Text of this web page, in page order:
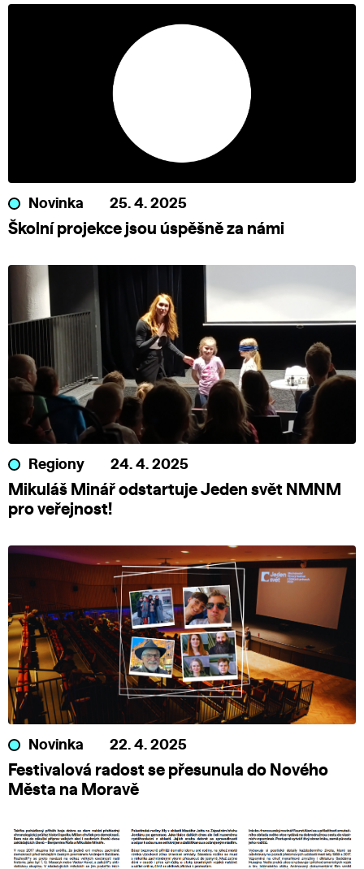
Novinka 25. 4. 2025
Školní projekce jsou úspěšně za námi
Regiony 24. 4. 2025
Mikuláš Minář odstartuje Jeden svět NMNM
pro veřejnost!
Novinka 22. 4. 2025
Festivalová radost se přesunula do Nového
Města na Moravě